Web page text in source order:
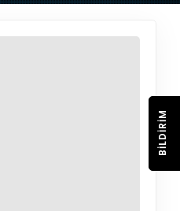
BILDIRIM